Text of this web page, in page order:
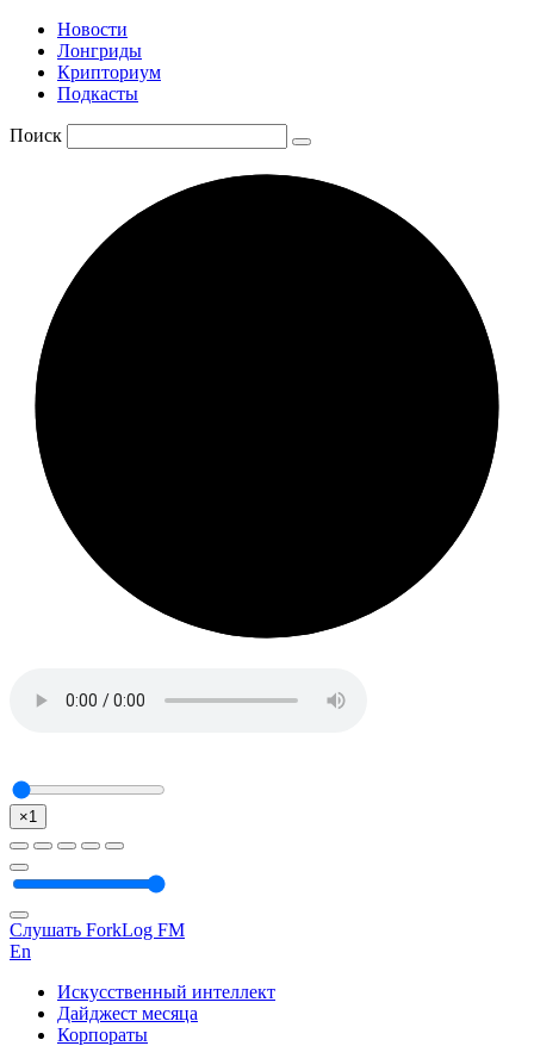
Новости
Лонгриды
Крипториум
Подкасты
Поиск
×1
Слушать ForkLog FM
En
Искусственный интеллект
Дайджест месяца
Корпораты